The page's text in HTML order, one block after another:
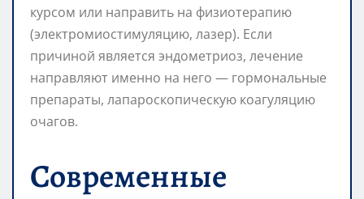
курсом или направить на физиотерапию
(электромиостимуляцию, лазер). Если
причиной является эндометриоз, лечение
направляют именно на него — гормональные
препараты, лапароскопическую коагуляцию
очагов.
Современные